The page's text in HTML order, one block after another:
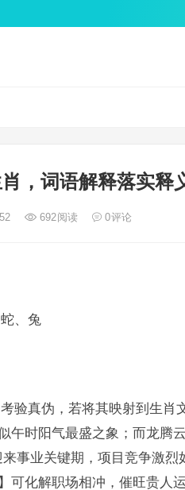
，词语解释落实释
692阅读 0评论
、兔
验真伪，若将其映射到生肖
午时阳气最盛之象；而龙腾
事业关键期，项目竞争激烈
可化解职场相冲，催旺贵人